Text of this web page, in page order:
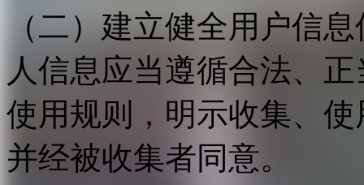
（二）建立健全用户信
人信息应当遵循合法、
使用规则，明示收集、
并经被收集者同意。